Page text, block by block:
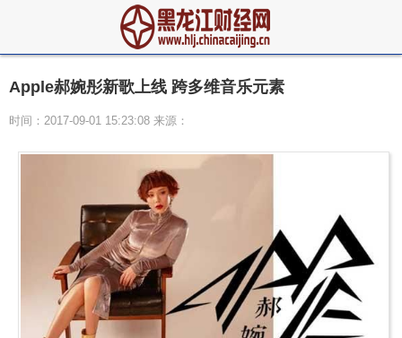
Apple郝婉彤新歌上线 跨多维音乐元素
时间：2017-09-01 15:23:08 来源：